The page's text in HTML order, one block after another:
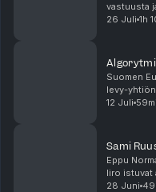
vastuusta
26 Juli 1h
Suomen
levy-
12 Juli
Sami
Eppu
Iiro istuvat
ennen
28 Juni